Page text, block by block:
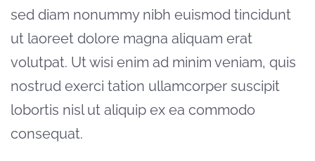
sed diam nonummy nibh euismod tincidunt
ut laoreet dolore magna aliquam erat
volutpat. Ut wisi enim ad minim veniam, quis
nostrud exerci tation ullamcorper suscipit
lobortis nisl ut aliquip ex ea commodo
consequat.